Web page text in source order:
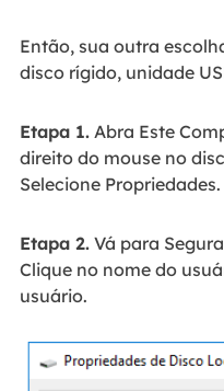
Então, sua outra
disco rígido, unidade
Etapa 1.Abra Este
direito do mouse no
Selecione Propriedades.
Etapa 2.Vá para
Clique no nome do
usuário.